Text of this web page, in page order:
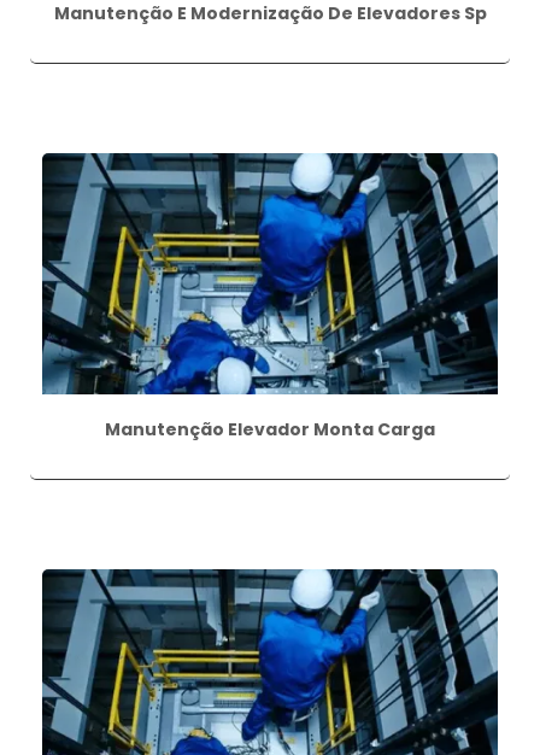
Manutenção E Modernização De Elevadores Sp
Manutenção Elevador Monta Carga